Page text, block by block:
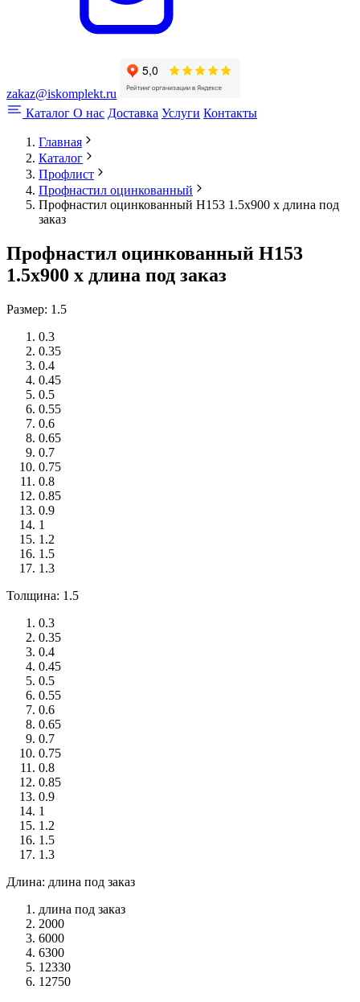
zakaz@iskomplekt.ru
Каталог О нас Доставка Услуги Контакты
Главная
Каталог
Профлист
Профнастил оцинкованный
Профнастил оцинкованный Н153 1.5x900 x длина под
заказ
Профнастил оцинкованный Н153
1.5x900 x длина под заказ
Размер: 1.5
0.3
0.35
0.4
0.45
0.5
0.55
0.6
0.65
0.7
0.75
0.8
0.85
0.9
1
1.2
1.5
1.3
Толщина: 1.5
0.3
0.35
0.4
0.45
0.5
0.55
0.6
0.65
0.7
0.75
0.8
0.85
0.9
1
1.2
1.5
1.3
Длина: длина под заказ
длина под заказ
2000
6000
6300
12330
12750